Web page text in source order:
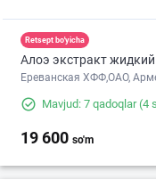
Retsept bo'yicha
Алоэ экстракт
Ереванская ХФФ,ОАО,
Mavjud: 7 qadoqlar(4
19 600 so'm